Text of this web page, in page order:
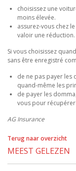
choisissez une
moins élevée.
assurez-vous chez
valoir une réduction.
Si vous choisissez
sans être enregistré
de ne pas payer les
quand-même les
de payer les
vous pour récupérer
AG Insurance
Terug naar overzicht
MEEST GELEZEN